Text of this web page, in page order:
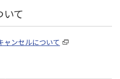
いて
ャンセルについて